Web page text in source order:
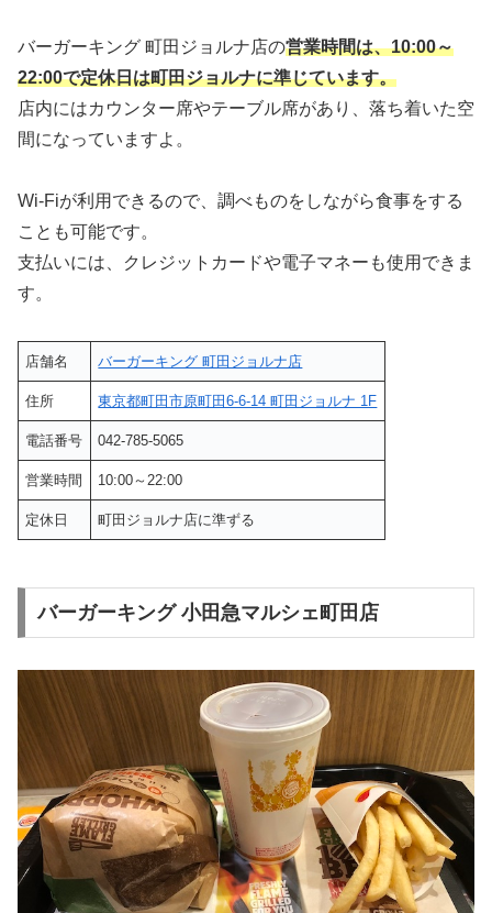
バーガーキング 町田ジョルナ店の営業時間は、10:00～
22:00で定休日は町田ジョルナに準じています。
店内にはカウンター席やテーブル席があり、落ち着いた空
間になっていますよ。
Wi-Fiが利用できるので、調べものをしながら食事をする
ことも可能です。
支払いには、クレジットカードや電子マネーも使用できま
す。
店舗名 バーガーキング 町田ジョルナ店
住所 東京都町田市原町田6-6-14 町田ジョルナ 1F
電話番号 042-785-5065
営業時間 10:00～22:00
定休日 町田ジョルナ店に準ずる
バーガーキング 小田急マルシェ町田店